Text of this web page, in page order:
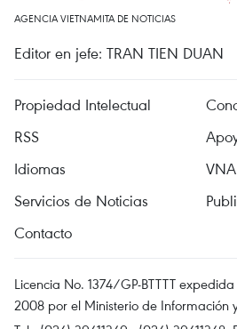
AGENCIA VIETNAMITA DE NOTICIAS
Editor en jefe: TRAN TIEN DUAN
Propiedad Intelectual
RSS
Idiomas
VNA
Servicios de Noticias
Contacto
Licencia No. 1374/GP-BTTTT
2008 por el Ministerio de Información